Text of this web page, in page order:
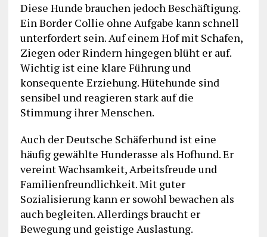
Diese Hunde brauchen jedoch Beschäftigung.
Ein Border Collie ohne Aufgabe kann schnell
unterfordert sein. Auf einem Hof mit Schafen,
Ziegen oder Rindern hingegen blüht er auf.
Wichtig ist eine klare Führung und
konsequente Erziehung. Hütehunde sind
sensibel und reagieren stark auf die
Stimmung ihrer Menschen.
Auch der Deutsche Schäferhund ist eine
häufig gewählte Hunderasse als Hofhund. Er
vereint Wachsamkeit, Arbeitsfreude und
Familienfreundlichkeit. Mit guter
Sozialisierung kann er sowohl bewachen als
auch begleiten. Allerdings braucht er
Bewegung und geistige Auslastung.